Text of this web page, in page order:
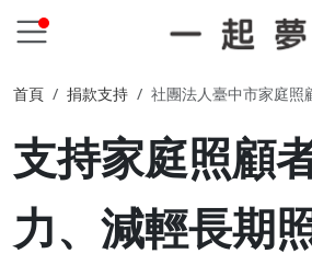
首頁 捐款支持 社團法人臺中市家庭照
支持家庭照顧
力、減輕長期